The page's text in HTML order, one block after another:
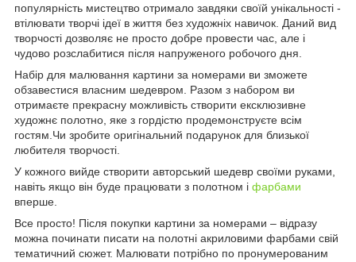
популярність мистецтво отримало завдяки своїй унікальності -
втілювати творчі ідеї в життя без художніх навичок. Даний вид
творчості дозволяє не просто добре провести час, але і
чудово розслабитися після напруженого робочого дня.
Набір для малювання картини за номерами ви зможете
обзавестися власним шедевром. Разом з набором ви
отримаєте прекрасну можливість створити ексклюзивне
художнє полотно, яке з гордістю продемонструєте всім
гостям.Чи зробите оригінальний подарунок для близької
любителя творчості.
У кожного вийде створити авторський шедевр своїми руками,
навіть якщо він буде працювати з полотном і фарбами
вперше.
Все просто! Після покупки картини за номерами – відразу
можна починати писати на полотні акриловими фарбами свій
тематичний сюжет. Малювати потрібно по пронумерованим